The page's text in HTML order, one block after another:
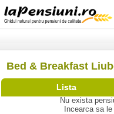
Bed & Breakfast
Lista
Nu exista
Incearca sa